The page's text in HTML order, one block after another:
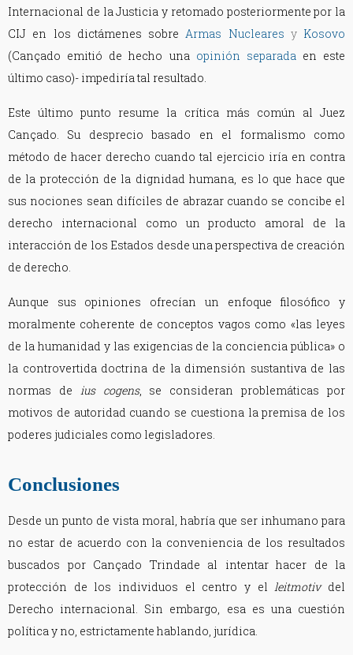
Internacional de la Justicia y retomado posteriormente por la
CIJ en los dictámenes sobre Armas Nucleares y Kosovo
(Cançado emitió de hecho una opinión separadaen este
último caso)- impediría tal resultado.
Este último punto resume la crítica más común al Juez
Cançado. Su desprecio basado en el formalismo como
método de hacer derecho cuando tal ejercicio iría en contra
de la protección de la dignidad humana, es lo que hace que
sus nociones sean difíciles de abrazar cuando se concibe el
derecho internacional como un producto amoral de la
interacción de los Estados desde una perspectiva de creación
de derecho.
Aunque sus opiniones ofrecían un enfoque filosófico y
moralmente coherente de conceptos vagos como «las leyes
de la humanidad y las exigencias de la conciencia pública» o
la controvertida doctrina de la dimensión sustantiva de las
normas de ius cogens, se consideran problemáticas por
motivos de autoridad cuando se cuestiona la premisa de los
poderes judiciales como legisladores.
Conclusiones
Desde un punto de vista moral, habría que ser inhumano para
no estar de acuerdo con la conveniencia de los resultados
buscados por Cançado Trindade al intentar hacer de la
protección de los individuos el centro y elleitmotivdel
Derecho internacional. Sin embargo, esa es una cuestión
política y no, estrictamente hablando, jurídica.